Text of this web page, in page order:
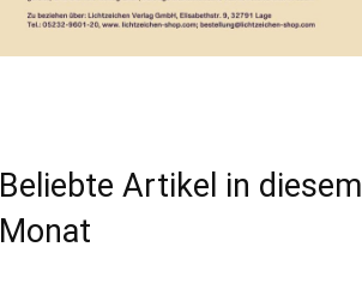
Beliebte Artikel in diesem
Monat